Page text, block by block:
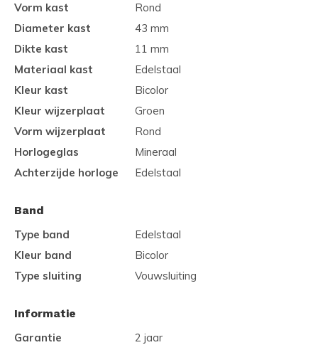
Vorm kast
Rond
Diameter kast
43 mm
Dikte kast
11 mm
Materiaal kast
Edelstaal
Kleur kast
Bicolor
Kleur wijzerplaat
Groen
Vorm wijzerplaat
Rond
Horlogeglas
Mineraal
Achterzijde horloge
Edelstaal
Band
Type band
Edelstaal
Kleur band
Bicolor
Type sluiting
Vouwsluiting
Informatie
Garantie
2 jaar